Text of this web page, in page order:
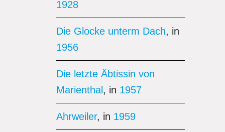
1928
Die Glocke unterm Dach, in
1956
Die letzte Äbtissin von
Marienthal , in 1957
Ahrweiler, in 1959